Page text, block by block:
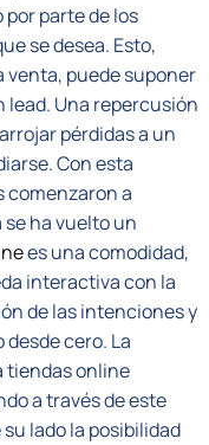
parte de los
se desea. Esto,
venta, puede suponer
lead. Una repercusión
pérdidas a un
Con esta
comenzaron a
ha vuelto un
es una comodidad,
interactiva con la
de las intenciones y
cero. La
tiendas online
a través de este
lado la posibilidad